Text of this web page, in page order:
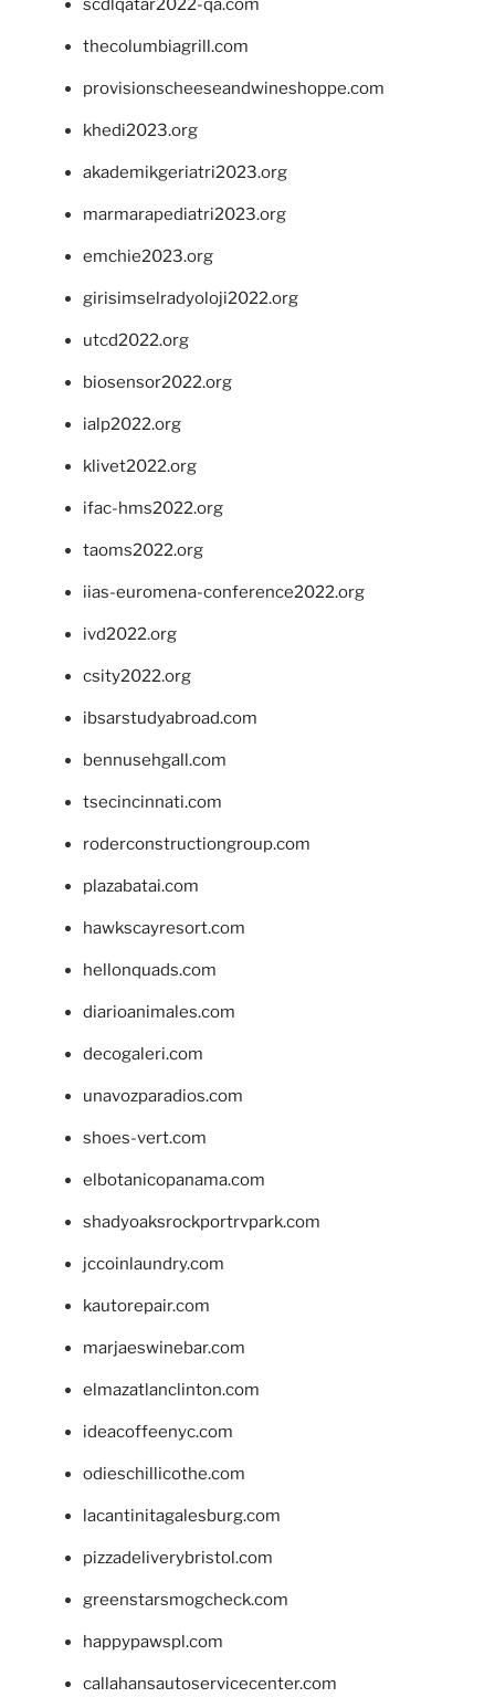
scdlqatar2022-qa.com
thecolumbiagrill.com
provisionscheeseandwineshoppe.com
khedi2023.org
akademikgeriatri2023.org
marmarapediatri2023.org
emchie2023.org
girisimselradyoloji2022.org
utcd2022.org
biosensor2022.org
ialp2022.org
klivet2022.org
ifac-hms2022.org
taoms2022.org
iias-euromena-conference2022.org
ivd2022.org
csity2022.org
ibsarstudyabroad.com
bennusehgall.com
tsecincinnati.com
roderconstructiongroup.com
plazabatai.com
hawkscayresort.com
hellonquads.com
diarioanimales.com
decogaleri.com
unavozparadios.com
shoes-vert.com
elbotanicopanama.com
shadyoaksrockportrvpark.com
jccoinlaundry.com
kautorepair.com
marjaeswinebar.com
elmazatlanclinton.com
ideacoffeenyc.com
odieschillicothe.com
lacantinitagalesburg.com
pizzadeliverybristol.com
greenstarsmogcheck.com
happypawspl.com
callahansautoservicecenter.com